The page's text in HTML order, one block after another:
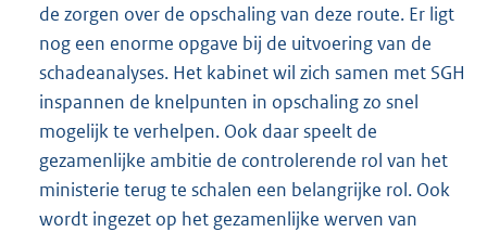
de zorgen over de opschaling van deze route. Er ligt
nog een enorme opgave bij de uitvoering van de
schadeanalyses. Het kabinet wil zich samen met SGH
inspannen de knelpunten in opschaling zo snel
mogelijk te verhelpen. Ook daar speelt de
gezamenlijke ambitie de controlerende rol van het
ministerie terug te schalen een belangrijke rol. Ook
wordt ingezet op het gezamenlijke werven van